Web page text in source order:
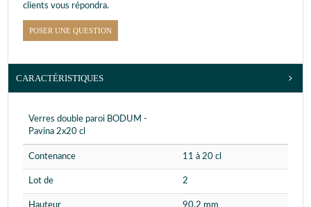
clients vous répondra.
POSER UNE QUESTION
CARACTÉRISTIQUES
Verres double paroi BODUM -
Pavina 2x20 cl
Contenance 11 à 20 cl
Lot de 2